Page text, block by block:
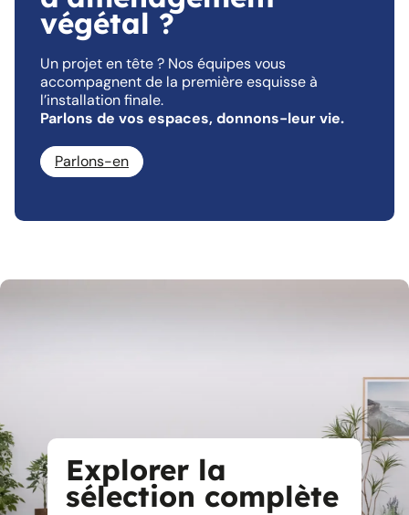
végétal ?
Un projet en tête ? Nos équipes vous
accompagnent de la première esquisse à
l’installation finale.
Parlons de vos espaces, donnons-leur vie.
Parlons-en
Explorer la
sélection complète